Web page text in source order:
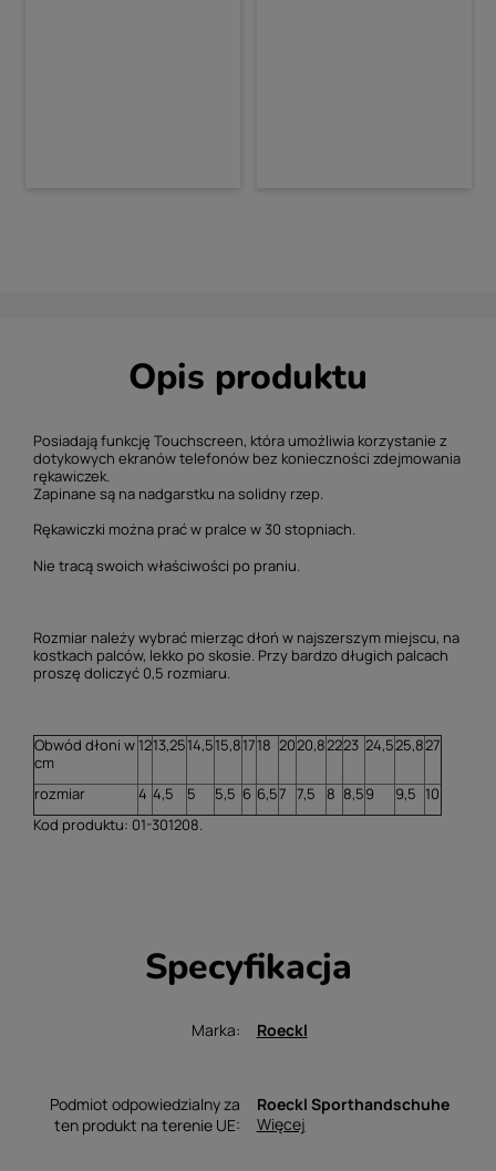
Opis produktu
Posiadają funkcję Touchscreen, która umożliwia korzystanie z
dotykowych ekranów telefonów bez konieczności zdejmowania
rękawiczek.
Zapinane są na nadgarstku na solidny rzep.
Rękawiczki można prać w pralce w 30 stopniach.
Nie tracą swoich właściwości po praniu.
Rozmiar należy wybrać mierząc dłoń w najszerszym miejscu, na
kostkach palców, lekko po skosie. Przy bardzo długich palcach
proszę doliczyć 0,5 rozmiaru.
Obwód dłoni w
cm
1213,2514,515,81718 2020,82223 24,525,827
rozmiar 4 4,5 5 5,5 6 6,57 7,5 8 8,59 9,5 10
Kod produktu: 01-301208.
Specyfikacja
Marka Roeckl
Podmiot odpowiedzialny za
ten produkt na terenie UE
Roeckl Sporthandschuhe
Więcej